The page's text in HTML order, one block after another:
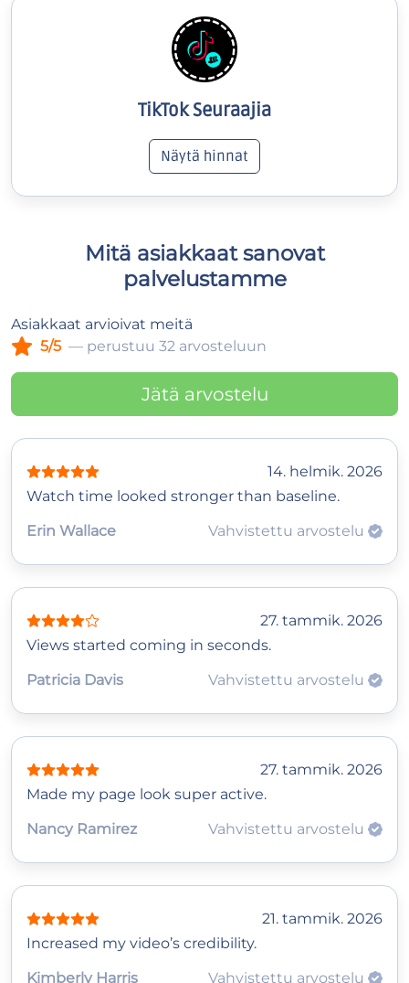
TikTok Seuraajia
Näytä hinnat
Mitä asiakkaat sanovat
palvelustamme
Asiakkaat arvioivat meitä
5/5 — perustuu 32 arvosteluun
Jätä arvostelu
14. helmik. 2026
Watch time looked stronger than baseline.
Erin Wallace
Vahvistettu arvostelu
27. tammik. 2026
Views started coming in seconds.
Patricia Davis
Vahvistettu arvostelu
27. tammik. 2026
Made my page look super active.
Nancy Ramirez
Vahvistettu arvostelu
21. tammik. 2026
Increased my video’s credibility.
Kimberly Harris
Vahvistettu arvostelu